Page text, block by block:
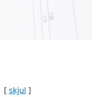
skjul